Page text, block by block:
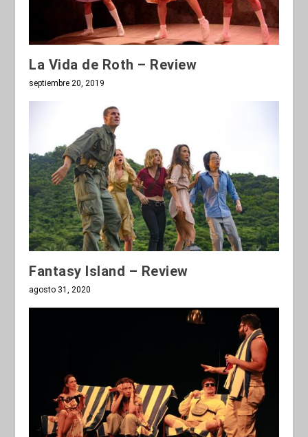
La Vida de Roth – Review
septiembre 20, 2019
Fantasy Island – Review
agosto 31, 2020